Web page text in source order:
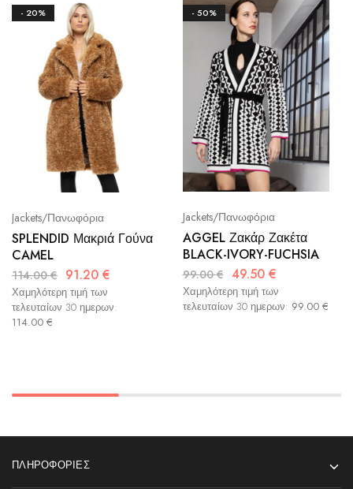
- 20%
Jackets/Πανωφόρια
SPLENDID Μακριά Γούνα
CAMEL
114.00€ 91.20 €
Χαμηλότερη τιμή των
τελευταίων 30 ημερων:
114.00 €
- 50%
Jackets/Πανωφόρια
AGGEL Ζακάρ Ζακέτα
BLACK-IVORY-FUCHSIA
99.00€ 49.50 €
Χαμηλότερη τιμή των
τελευταίων 30 ημερων: 99.00 €
ΠΛΗΡΟΦΟΡΊΕΣ